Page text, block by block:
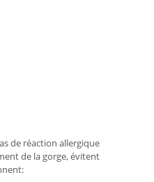
de réaction allergique
de la gorge, évitent